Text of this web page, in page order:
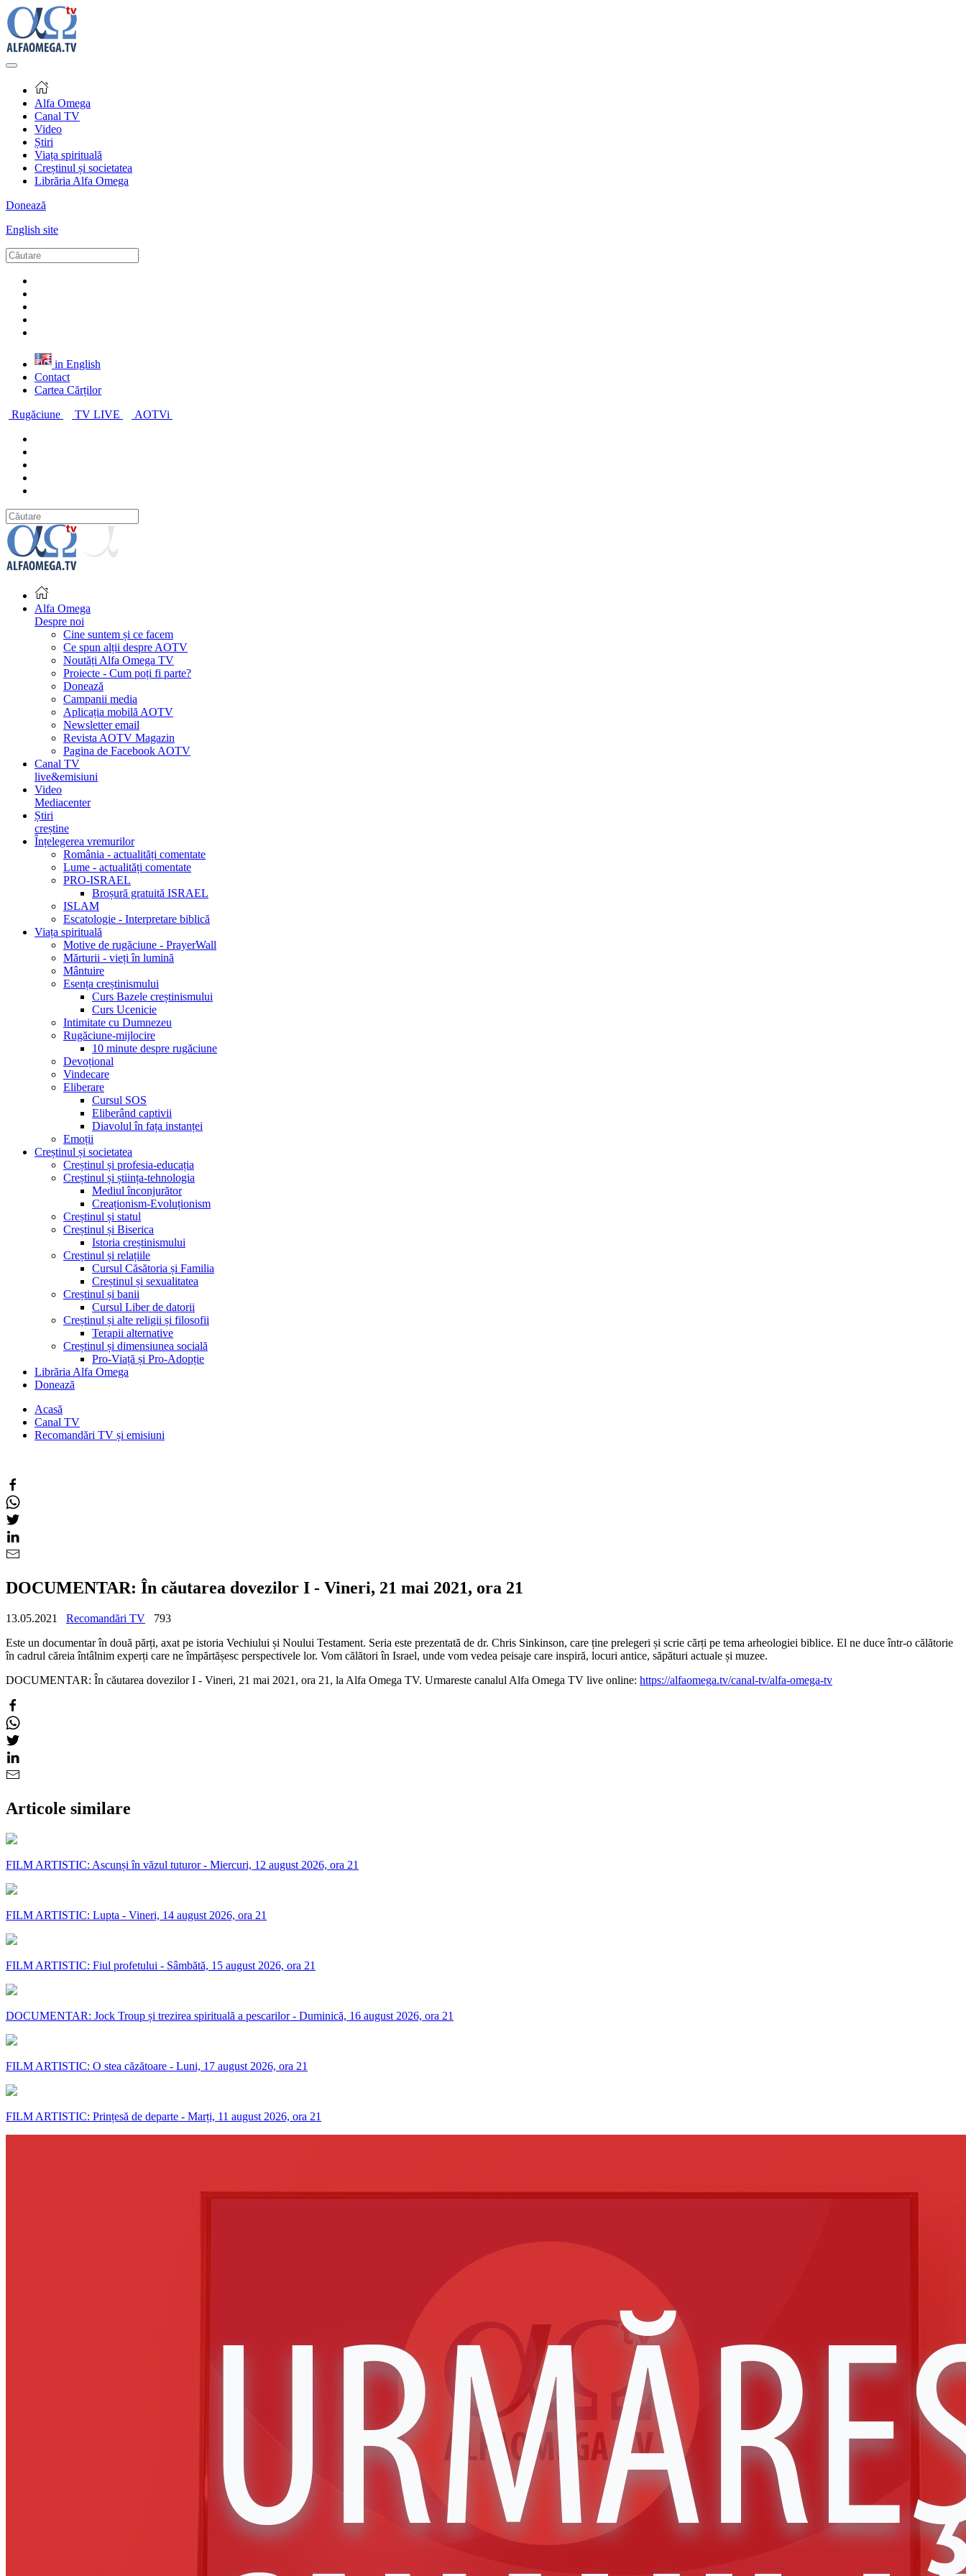
Alfa Omega
Canal TV
Video
Știri
Viața spirituală
Creștinul și societatea
Librăria Alfa Omega
Donează
English site
in English
Contact
Cartea Cărților
Rugăciune
TV LIVE AOTVi
Alfa Omega
Despre noi
Cine suntem și ce facem
Ce spun alții despre AOTV
Noutăți Alfa Omega TV
Proiecte - Cum poți fi parte?
Donează
Campanii media
Aplicația mobilă AOTV
Newsletter email
Revista AOTV Magazin
Pagina de Facebook AOTV
Canal TV
live&emisiuni
Video
Mediacenter
Știri
creștine
Înțelegerea vremurilor
România - actualități comentate
Lume - actualități comentate
PRO-ISRAEL
Broșură gratuită ISRAEL
ISLAM
Escatologie - Interpretare biblică
Viața spirituală
Motive de rugăciune - PrayerWall
Mărturii - vieți în lumină
Mântuire
Esența creștinismului
Curs Bazele creștinismului
Curs Ucenicie
Intimitate cu Dumnezeu
Rugăciune-mijlocire
10 minute despre rugăciune
Devoțional
Vindecare
Eliberare
Cursul SOS
Eliberând captivii
Diavolul în fața instanței
Emoții
Creștinul și societatea
Creștinul și profesia-educația
Creștinul și știința-tehnologia
Mediul înconjurător
Creaționism-Evoluționism
Creștinul și statul
Creștinul și Biserica
Istoria creștinismului
Creștinul și relațiile
Cursul Căsătoria și Familia
Creștinul și sexualitatea
Creștinul și banii
Cursul Liber de datorii
Creștinul și alte religii și filosofii
Terapii alternative
Creștinul și dimensiunea socială
Pro-Viață și Pro-Adopție
Librăria Alfa Omega
Donează
Acasă
Canal TV
Recomandări TV și emisiuni
DOCUMENTAR: În căutarea dovezilor I - Vineri, 21 mai 2021, ora 21
13.05.2021 Recomandări TV
793
Este un documentar în două părți, axat pe istoria Vechiului și Noului Testament. Seria este prezentată de dr. Chris Sinkinson, care ține prelegeri și scrie cărți pe tema arheologiei biblice. El ne duce într-o călătorie
în cadrul căreia întâlnim experți care ne împărtășesc perspectivele lor. Vom călători în Israel, unde vom vedea peisaje care inspiră, locuri antice, săpături actuale și muzee.
DOCUMENTAR: În căutarea dovezilor I - Vineri, 21 mai 2021, ora 21, la Alfa Omega TV. Urmareste canalul Alfa Omega TV live online: https://alfaomega.tv/canal-tv/alfa-omega-tv
Articole similare
FILM ARTISTIC: Ascunși în văzul tuturor - Miercuri, 12 august 2026, ora 21
FILM ARTISTIC: Lupta - Vineri, 14 august 2026, ora 21
FILM ARTISTIC: Fiul profetului - Sâmbătă, 15 august 2026, ora 21
DOCUMENTAR: Jock Troup și trezirea spirituală a pescarilor - Duminică, 16 august 2026, ora 21
FILM ARTISTIC: O stea căzătoare - Luni, 17 august 2026, ora 21
FILM ARTISTIC: Prințesă de departe - Marți, 11 august 2026, ora 21